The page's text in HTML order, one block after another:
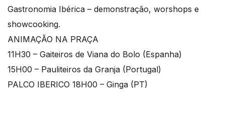
Gastronomia Ibérica – demonstração, worshops e
showcooking.
ANIMAÇÃO NA PRAÇA
11H30 – Gaiteiros de Viana do Bolo (Espanha)
15H00 – Pauliteiros da Granja (Portugal)
PALCO IBERICO 18H00 – Ginga (PT)